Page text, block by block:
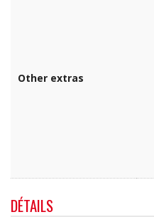
Other extras
DÉTAILS